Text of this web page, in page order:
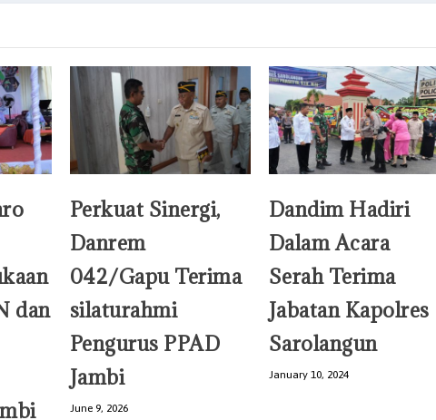
dan
Perkuat Sinergi,
Danrem
042/Gapu Terima
silaturahmi
Pengurus PPAD
Jambi
June 9, 2026
Dandim Hadiri
Dalam Acara
Serah Terima
Jabatan Kapolres
Sarolangun
January 10, 2024